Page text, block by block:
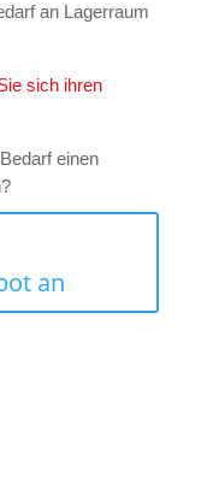
an Lagerraum
sich ihren
einen
an